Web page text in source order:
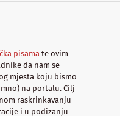
pisama te ovim
da nam se
mjesta koju bismo
na portalu. Cilj
raskrinkavanju
i u podizanju